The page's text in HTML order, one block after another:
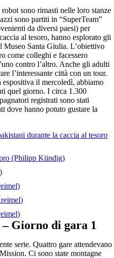
sono rimasti nelle loro stanze
sono partiti in “SuperTeam”
da diversi paesi) per
al tesoro, hanno esplorato gli
Museo Santa Giulia. L’obiettivo
come colleghi e facessero
contro l’altro. Anche gli adulti
l’interessante città con un tour.
il mercoledì, abbiamo
quel giorno. I circa 1.300
registrati sono stati
dove hanno potuto gustare la
Giorno di gara 1
serie. Quattro gare attendevano
Ci sono state montagne